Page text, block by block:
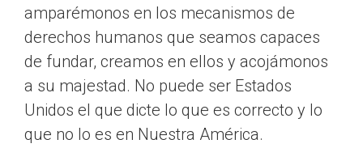
amparémonos en los mecanismos de
derechos humanos que seamos capaces
de fundar, creamos en ellos y acojámonos
a su majestad. No puede ser Estados
Unidos el que dicte lo que es correcto y lo
que no lo es en Nuestra América.